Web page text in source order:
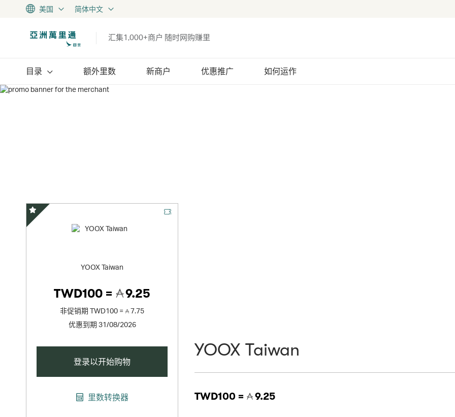
美国 简体中文
汇集1,000+商户 随时网购赚里
目录 额外里数 新商户 优惠推广 如何运作
YOOX Taiwan
TWD100 = 9.25
非促销期 TWD100 =
7.75
优惠到期 31/08/2026
精选优惠
登录以开始购物
里数转换器
YOOX Taiwan
TWD100 = 9.25